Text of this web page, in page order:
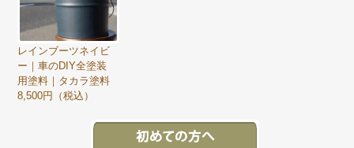
レインブーツネイビ
ー｜車のDIY全塗装
用塗料｜タカラ塗料
8,500円（税込）